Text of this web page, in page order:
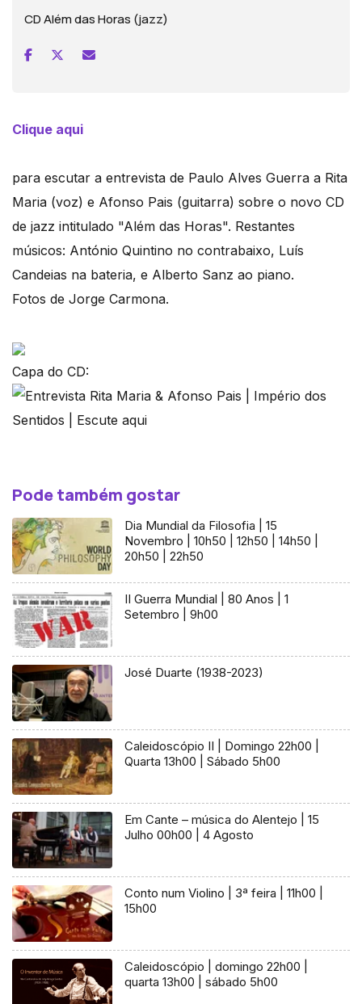
CD Além das Horas (jazz)
Clique aqui
para escutar a entrevista de Paulo Alves Guerra a Rita
Maria (voz) e Afonso Pais (guitarra) sobre o novo CD
de jazz intitulado "Além das Horas". Restantes
músicos: António Quintino no contrabaixo, Luís
Candeias na bateria, e Alberto Sanz ao piano.
Fotos de Jorge Carmona.
Capa do CD:
Pode também gostar
Dia Mundial da Filosofia | 15
Novembro | 10h50 | 12h50 | 14h50 |
20h50 | 22h50
II Guerra Mundial | 80 Anos | 1
Setembro | 9h00
José Duarte (1938-2023)
Caleidoscópio II | Domingo 22h00 |
Quarta 13h00 | Sábado 5h00
Em Cante – música do Alentejo | 15
Julho 00h00 | 4 Agosto
Conto num Violino | 3ª feira | 11h00 |
15h00
Caleidoscópio | domingo 22h00 |
quarta 13h00 | sábado 5h00